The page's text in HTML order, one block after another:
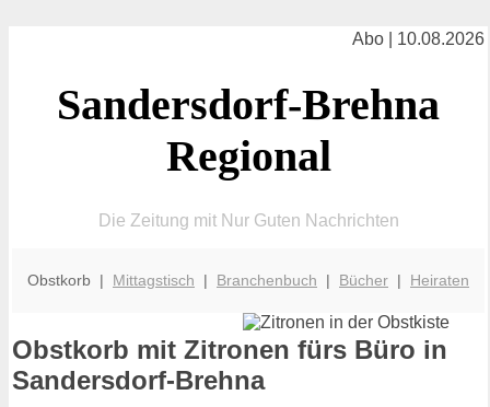
Abo | 10.08.2026
Sandersdorf-Brehna
Regional
Die Zeitung mit Nur Guten Nachrichten
Obstkorb | Mittagstisch | Branchenbuch | Bücher | Heiraten
Obstkorb mit Zitronen fürs Büro in
Sandersdorf-Brehna